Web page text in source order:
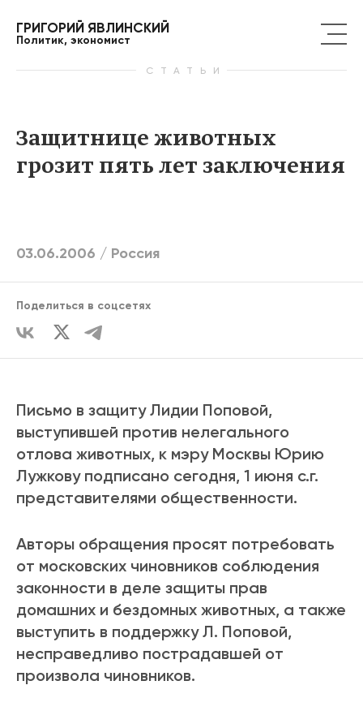
ГРИГОРИЙ ЯВЛИНСКИЙ
Политик, экономист
СТАТЬИ
Защитнице животных
грозит пять лет заключения
03.06.2006 / Россия
Поделиться в соцсетях
Письмо в защиту Лидии Поповой,
выступившей против нелегального
отлова животных, к мэру Москвы Юрию
Лужкову подписано сегодня, 1 июня с.г.
представителями общественности.
Авторы обращения просят потребовать
от московских чиновников соблюдения
законности в деле защиты прав
домашних и бездомных животных, а также
выступить в поддержку Л. Поповой,
несправедливо пострадавшей от
произвола чиновников.